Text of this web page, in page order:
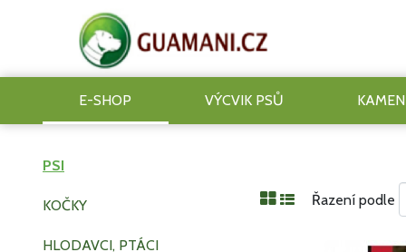
E-SHOP VÝCVIK PSŮ
PSI
KOČKY
HLODAVCI, PTÁCI
Řazení podle